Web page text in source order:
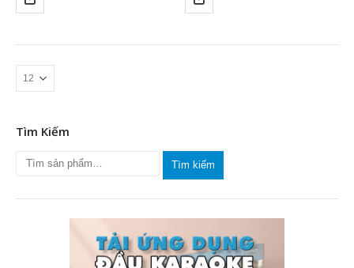
Tìm Kiếm
Tìm kiếm